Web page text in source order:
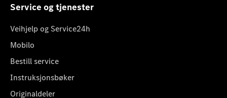
Service og tjenester
Veihjelp og Service24h
Mobilo
Bestill service
Instruksjonsbøker
Originaldeler